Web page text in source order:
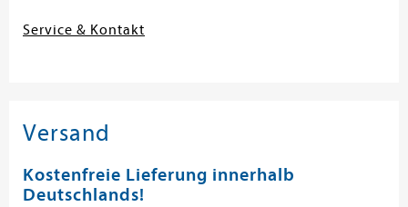
Service & Kontakt
Versand
Kostenfreie Lieferung innerhalb
Deutschlands!